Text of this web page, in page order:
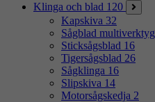
Klinga och blad 120
Kapskiva 32
Sågblad multiverktyg
Sticksågsblad 16
Tigersågsblad 26
Sågklinga 16
Slipskiva 14
Motorsågskedja 2